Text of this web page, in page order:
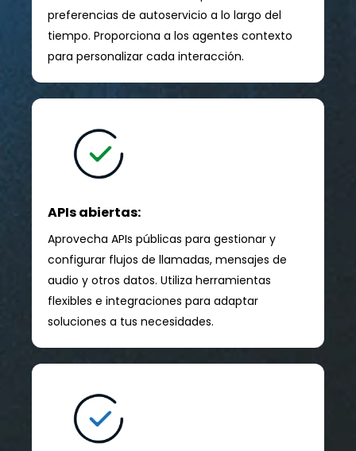
preferencias de autoservicio a lo largo del
tiempo. Proporciona a los agentes contexto
para personalizar cada interacción.
APIs abiertas:
Aprovecha APIs públicas para gestionar y
configurar flujos de llamadas, mensajes de
audio y otros datos. Utiliza herramientas
flexibles e integraciones para adaptar
soluciones a tus necesidades.